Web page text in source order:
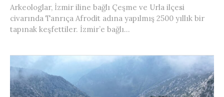
Arkeologlar, İzmir iline bağlı Çeşme ve Urla ilçesi
civarında Tanrıça Afrodit adına yapılmış 2500 yıllık bir
tapınak keşfettiler. İzmir’e bağlı...